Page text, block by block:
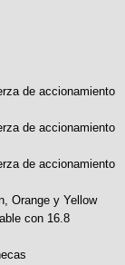
de accionamiento
de accionamiento
de accionamiento
y Yellow
con 16.8